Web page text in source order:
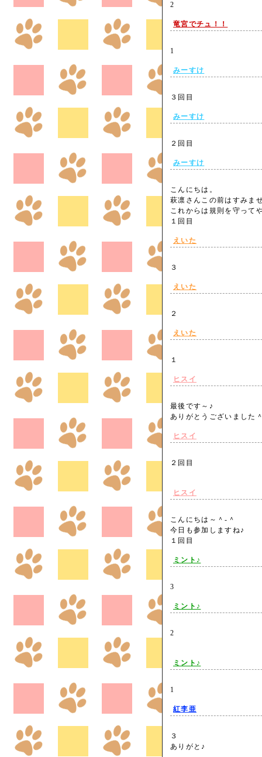
2
竜宮でチュ！！
1
みーすけ
３回目
みーすけ
２回目
みーすけ
こんにちは。
萩凛さんこの前はすみま
これからは規則を守って
１回目
えいた
３
えいた
２
えいた
１
ヒスイ
最後です～♪
ありがとうございまし
ヒスイ
２回目
ヒスイ
こんにちは～＾-＾
今日も参加しますね♪
１回目
ミント♪
3
ミント♪
2
ミント♪
1
紅李亜
３
ありがと♪